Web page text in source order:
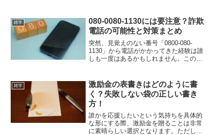
代を納める際には、適切な封筒の選び方
や記入方法、金額に関する...
雑学
080-0080-1130には要注意？詐欺
電話の可能性と対策まとめ
突然、見覚えのない番号「0800-080-
1130」から電話がかかってきた経験は誰
しも一度はあるかもしれません。このよ
す。本記事では、番号「0800-080-1130」
か...
雑学
激励金の表書きはどのように書
く？失敗しない袋の正しい書き
方！
誰かを応援したいという気持ちを具体的
な形にする際、激励金を贈ることは非常
に素晴らしい選択となります。ただし、